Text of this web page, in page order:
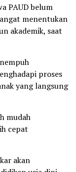
PAUD belum
menentukan
akademik, saat
proses
yang langsung
mudah
cepat
akan